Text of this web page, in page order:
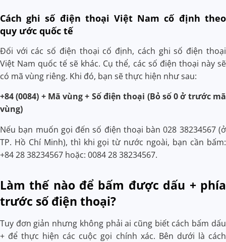
Cách ghi số điện thoại Việt Nam cố định theo
quy ước quốc tế
Đối với các số điện thoại cố định, cách ghi số điện thoại
Việt Nam quốc tế sẽ khác. Cụ thể, các số điện thoại này sẽ
có mã vùng riêng. Khi đó, bạn sẽ thực hiện như sau:
+84 (0084) + Mã vùng + Số điện thoại (Bỏ số 0 ở trước mã
vùng)
Nếu bạn muốn gọi đến số điện thoại bàn 028 38234567 (ở
TP. Hồ Chí Minh), thì khi gọi từ nước ngoài, bạn cần bấm:
+84 28 38234567 hoặc: 0084 28 38234567.
Làm thế nào để bấm được dấu + phía
trước số điện thoại?
Tuy đơn giản nhưng không phải ai cũng biết cách bấm dấu
+ để thực hiện các cuộc gọi chính xác. Bên dưới là cách